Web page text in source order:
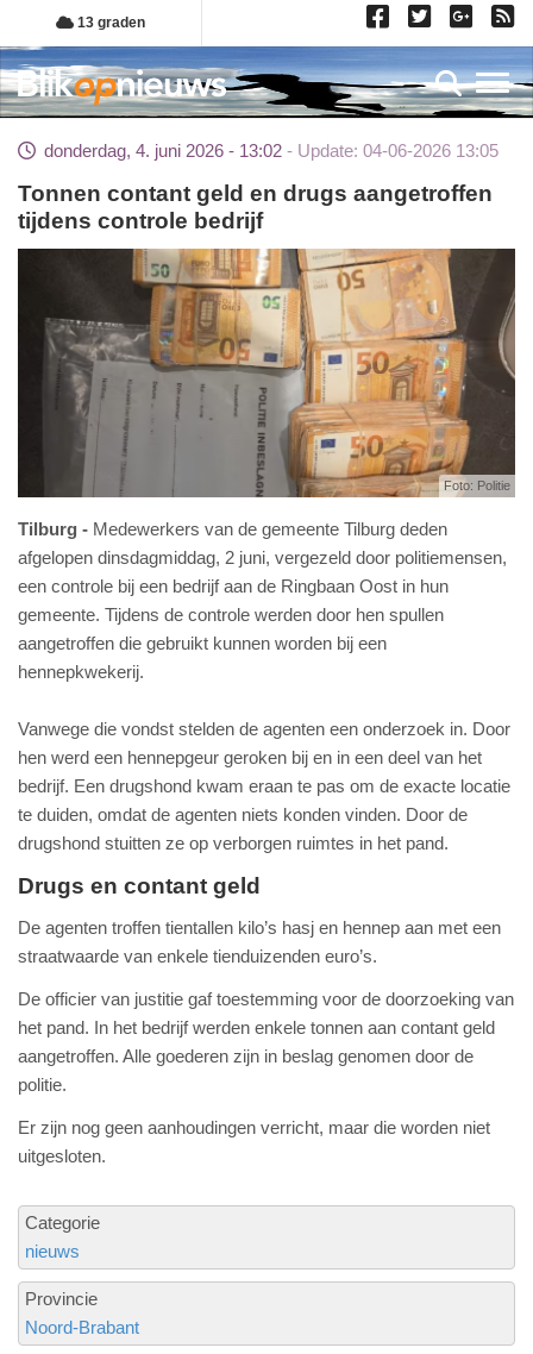
Overslaan
en
naar
de
gaan
13 graden
donderdag, 4. juni 2026 - 13:02 Update: 04-06-2026 13:05
Tonnen contant geld en drugs aangetroffen
tijdens controle bedrijf
Foto: Politie
Tilburg
Medewerkers van de gemeente Tilburg deden
afgelopen dinsdagmiddag, 2 juni, vergezeld door politiemensen,
een controle bij een bedrijf aan de Ringbaan Oost in hun
gemeente. Tijdens de controle werden door hen spullen
aangetroffen die gebruikt kunnen worden bij een
hennepkwekerij.
Vanwege die vondst stelden de agenten een onderzoek in. Door
hen werd een hennepgeur geroken bij en in een deel van het
bedrijf. Een drugshond kwam eraan te pas om de exacte locatie
te duiden, omdat de agenten niets konden vinden. Door de
drugshond stuitten ze op verborgen ruimtes in het pand.
Drugs en contant geld
De agenten troffen tientallen kilo’s hasj en hennep aan met een
straatwaarde van enkele tienduizenden euro’s.
De officier van justitie gaf toestemming voor de doorzoeking van
het pand. In het bedrijf werden enkele tonnen aan contant geld
aangetroffen. Alle goederen zijn in beslag genomen door de
politie.
Er zijn nog geen aanhoudingen verricht, maar die worden niet
uitgesloten.
Categorie
nieuws
Provincie
Noord-Brabant